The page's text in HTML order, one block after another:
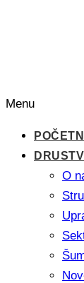
Menu
O